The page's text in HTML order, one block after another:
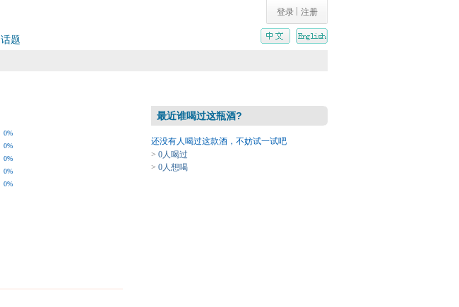
登录 注册
话题
0%
0%
0%
0%
0%
最近谁喝过这瓶酒?
还没有人喝过这款酒，不妨试一试吧
> 0人喝过
> 0人想喝